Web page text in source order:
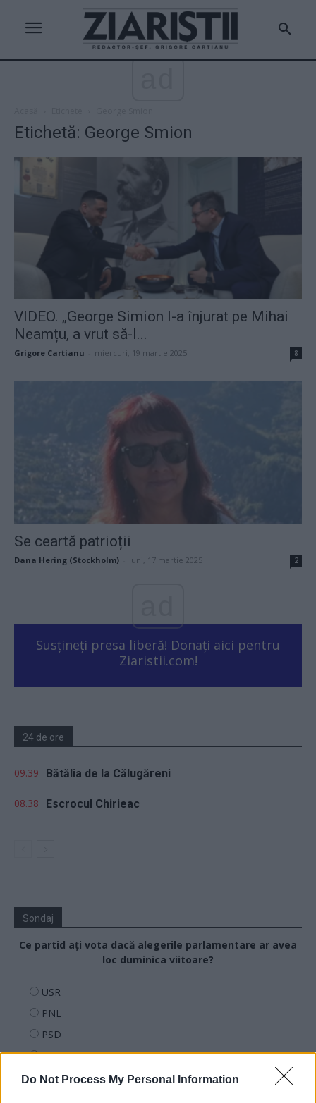
Do Not Process My Personal Information
Etichetă: George Smion
VIDEO. „George Simion l-a înjurat pe Mihai
Neamțu, a vrut să-l...
Grigore Cartianu miercuri, 19 martie 2025 8
Se ceartă patrioții
Dana Hering (Stockholm) luni, 17 martie 2025 2
Susțineți presa liberă! Donați aici pentru
Ziaristii.com!
24 de ore
09.39 Bătălia de la Călugăreni
08.38 Escrocul Chirieac
Sondaj
Ce partid ați vota dacă alegerile parlamentare ar avea
loc duminica viitoare?
USR
PNL
PSD
AUR
UDMR